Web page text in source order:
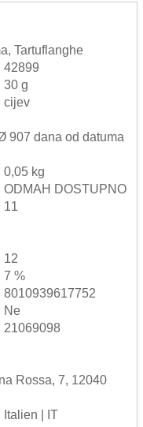
Tartuflanghe
42899
30 g
cijev
dana od datuma
0,05 kg
ODMAH DOSTUPNO
11
12
7 %
8010939617752
Ne
21069098
Rossa, 7, 12040
Italien | IT